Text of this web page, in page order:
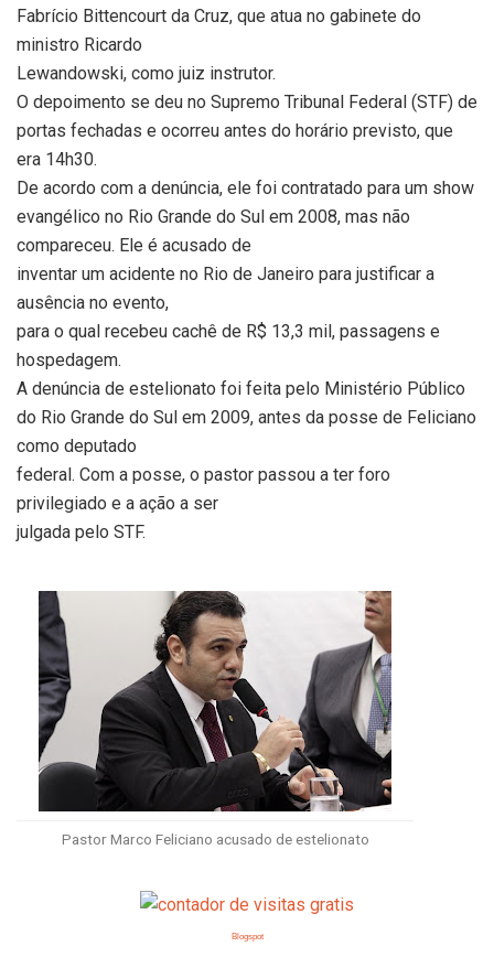
Fabrício Bittencourt da Cruz, que atua no gabinete do
ministro Ricardo
Lewandowski, como juiz instrutor.
O depoimento se deu no Supremo Tribunal Federal (STF) de
portas fechadas e ocorreu antes do horário previsto, que
era 14h30.
De acordo com a denúncia, ele foi contratado para um show
evangélico no Rio Grande do Sul em 2008, mas não
compareceu. Ele é acusado de
inventar um acidente no Rio de Janeiro para justificar a
ausência no evento,
para o qual recebeu cachê de R$ 13,3 mil, passagens e
hospedagem.
A denúncia de estelionato foi feita pelo Ministério Público
do Rio Grande do Sul em 2009, antes da posse de Feliciano
como deputado
federal. Com a posse, o pastor passou a ter foro
privilegiado e a ação a ser
julgada pelo STF.
Pastor Marco Feliciano acusado de estelionato
Blogspot